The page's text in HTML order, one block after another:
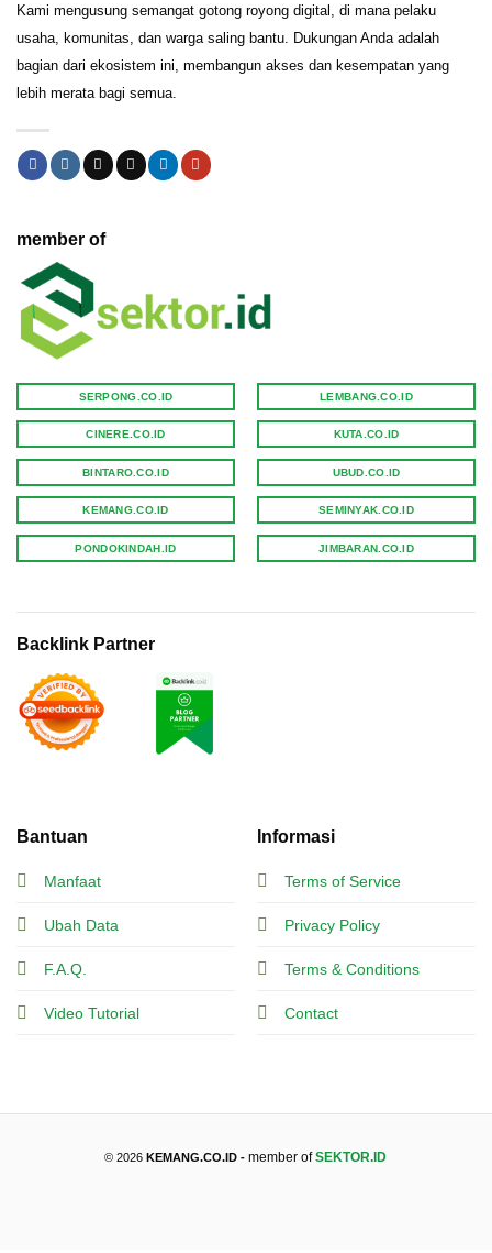
Kami mengusung semangat gotong royong digital, di mana pelaku
usaha, komunitas, dan warga saling bantu. Dukungan Anda adalah
bagian dari ekosistem ini, membangun akses dan kesempatan yang
lebih merata bagi semua.
Bantuan
Manfaat
Ubah Data
F.A.Q.
Video Tutorial
Informasi
Terms of Service
Privacy Policy
Terms & Conditions
Contact
member of
SERPONG.CO.ID
CINERE.CO.ID
BINTARO.CO.ID
KEMANG.CO.ID
PONDOKINDAH.ID
LEMBANG.CO.ID
KUTA.CO.ID
UBUD.CO.ID
SEMINYAK.CO.ID
JIMBARAN.CO.ID
Backlink Partner
© 2026KEMANG.CO.ID -member ofSEKTOR.ID